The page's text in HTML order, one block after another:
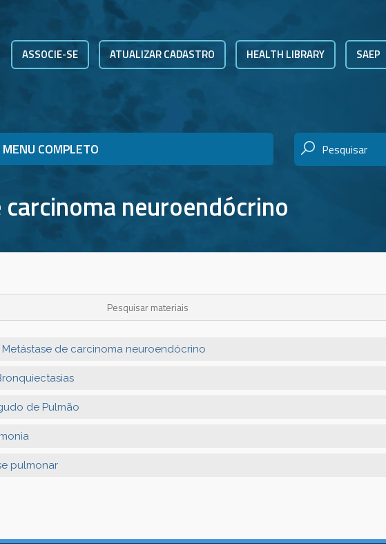
ASSOCIE-SE ATUALIZAR CADASTRO HEALTH LIBRARY SAEP
MENU COMPLETO
neuroendócrino
Metástase de carcinoma neuroendócrino
de Pulmão
pulmonar